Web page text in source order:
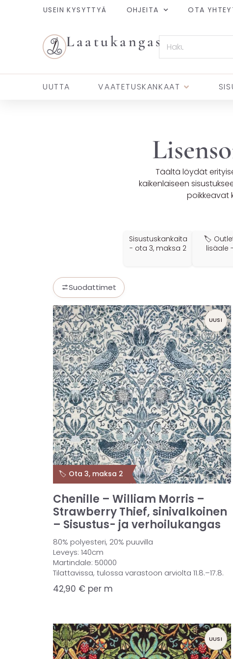
USEIN KYSYTTYÄ OHJEITA OTA
Laatukangas
UUTTA VAATETUSKANKAAT
Täältä löydät
kaikenlaiseen
poikkeavat
Sisustuskankaita
- ota 3, maksa 2
🏷️
lisäale
Suodattimet
Chenille – William Morris –
Strawberry Thief, sinivalkoinen
– Sisustus- ja verhoilukangas
80% polyesteri, 20% puuvilla
Leveys: 140cm
Martindale: 50000
Tilattavissa, tulossa varastoon arviolta 11.8.–17.8.
42,90 €per m
UUSI
🏷️ Ota 3, maksa 2
UUSI